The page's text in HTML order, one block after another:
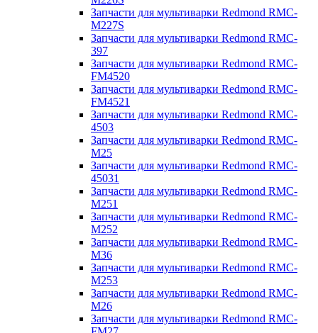
Запчасти для мультиварки Redmond RMC-
M227S
Запчасти для мультиварки Redmond RMC-
397
Запчасти для мультиварки Redmond RMC-
FM4520
Запчасти для мультиварки Redmond RMC-
FM4521
Запчасти для мультиварки Redmond RMC-
4503
Запчасти для мультиварки Redmond RMC-
M25
Запчасти для мультиварки Redmond RMC-
45031
Запчасти для мультиварки Redmond RMC-
M251
Запчасти для мультиварки Redmond RMC-
M252
Запчасти для мультиварки Redmond RMC-
M36
Запчасти для мультиварки Redmond RMC-
M253
Запчасти для мультиварки Redmond RMC-
M26
Запчасти для мультиварки Redmond RMC-